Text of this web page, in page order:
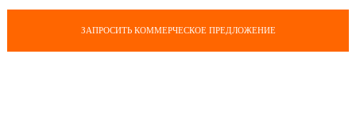
ЗАПРОСИТЬ КОММЕРЧЕСКОЕ ПРЕДЛОЖЕНИЕ